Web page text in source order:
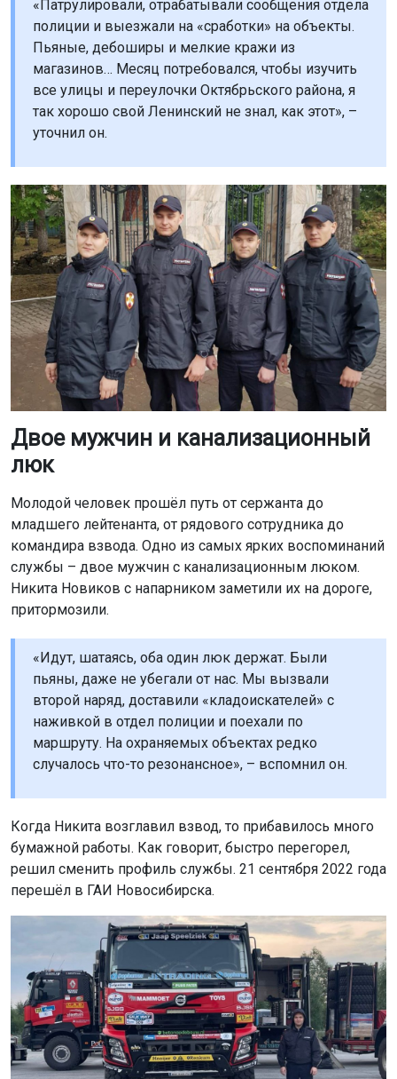
«Патрулировали, отрабатывали сообщения отдела
полиции и выезжали на «сработки» на объекты.
Пьяные, дебоширы и мелкие кражи из
магазинов… Месяц потребовался, чтобы изучить
все улицы и переулочки Октябрьского района, я
так хорошо свой Ленинский не знал, как этот», –
уточнил он.
Двое мужчин и канализационный
люк
Молодой человек прошёл путь от сержанта до
младшего лейтенанта, от рядового сотрудника до
командира взвода. Одно из самых ярких воспоминаний
службы – двое мужчин с канализационным люком.
Никита Новиков с напарником заметили их на дороге,
притормозили.
«Идут, шатаясь, оба один люк держат. Были
пьяны, даже не убегали от нас. Мы вызвали
второй наряд, доставили «кладоискателей» с
наживкой в отдел полиции и поехали по
маршруту. На охраняемых объектах редко
случалось что-то резонансное», – вспомнил он.
Когда Никита возглавил взвод, то прибавилось много
бумажной работы. Как говорит, быстро перегорел,
решил сменить профиль службы. 21 сентября 2022 года
перешёл в ГАИ Новосибирска.